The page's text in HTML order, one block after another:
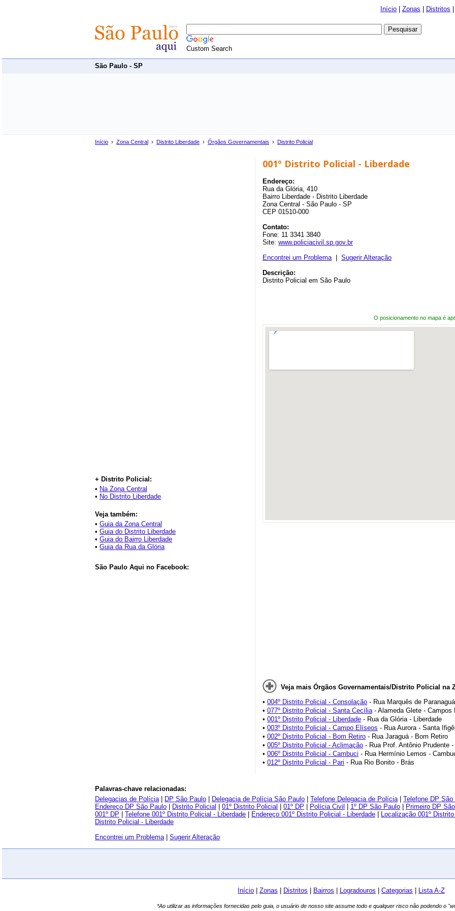
Início Zonas Distritos
Custom Search
São Paulo - SP
Início › Zona Central › Distrito Liberdade › Órgãos Governamentais › Distrito Policial
+ Distrito Policial:
• Na Zona Central
• No Distrito Liberdade
Veja também:
• Guia da Zona Central
• Guia do Distrito Liberdade
• Guia do Bairro Liberdade
• Guia da Rua da Glória
São Paulo Aqui no Facebook:
001º Distrito Policial - Liberdade
Endereço:
Rua da Glória, 410
Bairro Liberdade - Distrito Liberdade
Zona Central - São Paulo - SP
CEP 01510-000
Contato:
Fone: 11 3341 3840
Site: www.policiacivil.sp.gov.br
Encontrei um Problema| Sugerir Alteração
Descrição:
Distrito Policial em São Paulo
O posicionamento no mapa é
Veja mais Órgãos Governamentais/Distrito Policial na
• 004º Distrito Policial - Consolação - Rua Marquês de
• 077º Distrito Policial - Santa Cecília- Alameda Glete - Campos
• 001º Distrito Policial - Liberdade - Rua da Glória - Liberdade
• 003º Distrito Policial - Campo Elíseos - Rua Aurora - Santa
• 002º Distrito Policial - Bom Retiro - Rua Jaraguá - Bom Retiro
• 005º Distrito Policial - Aclimação - Rua Prof. Antônio Prudente
• 006º Distrito Policial - Cambuci - Rua Hermínio Lemos -
• 012º Distrito Policial - Pari - Rua Rio Bonito - Brás
Palavras-chave relacionadas:
Delegacias de Polícia| DP São Paulo Delegacia de Polícia São Paulo Telefone Delegacia de Polícia| Telefone DP São
Endereço DP São Paulo
Distrito Policial 01º Distrito Policial 01º DP Polícia Civil 1º DP São Paulo Primeiro DP
001º DP
Telefone 001º Distrito Policial - Liberdade Endereço 001º Distrito Policial - Liberdade Localização 001º
Distrito Policial - Liberdade
Encontrei um Problema| Sugerir Alteração
Início Zonas Distritos Bairros Logradouros Categorias Lista A-Z
*Ao utilizar as informações fornecidas pelo guia, o usuário de nosso site assume todo e qualquer risco não podendo o